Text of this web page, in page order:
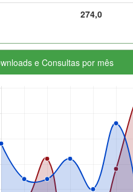
274,0
e Consultas por mês